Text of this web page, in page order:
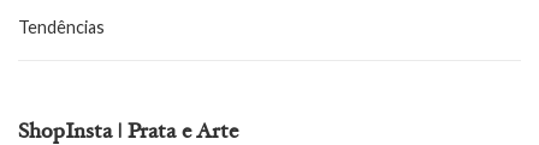
Tendências
ShopInsta | Prata e Arte